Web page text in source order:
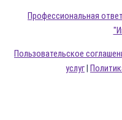
Профессиональная
Пользовательское
услуг